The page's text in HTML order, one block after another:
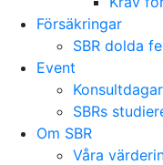
Försäkringar
SBR dolda
Event
SBRs
Om SBR
Våra